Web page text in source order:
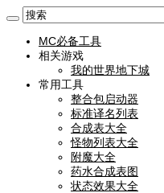
MC必备工具
相关游戏
我的世界地下城
常用工具
整合包启动器
标准译名列表
合成表大全
怪物列表大全
附魔大全
药水合成表图
状态效果大全